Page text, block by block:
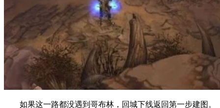
如果这一路都没遇到哥布林，回城下线返回第一步建图。